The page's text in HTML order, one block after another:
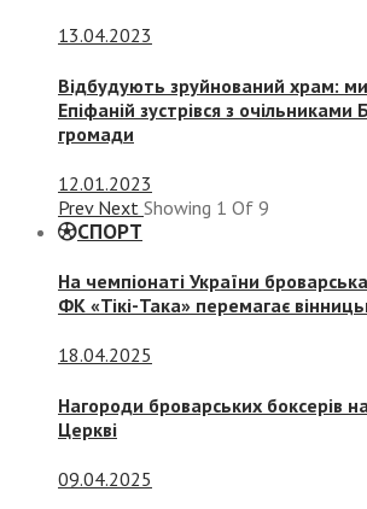
13.04.2023
Відбудують зруйнований храм:
Епіфаній зустрівся з очільниками
громади
12.01.2023
Prev Next Showing 1 Of 9
СПОРТ
На чемпіонаті України
ФК «Тікі-Така» перемагає
18.04.2025
Нагороди броварських боксерів на
Церкві
09.04.2025